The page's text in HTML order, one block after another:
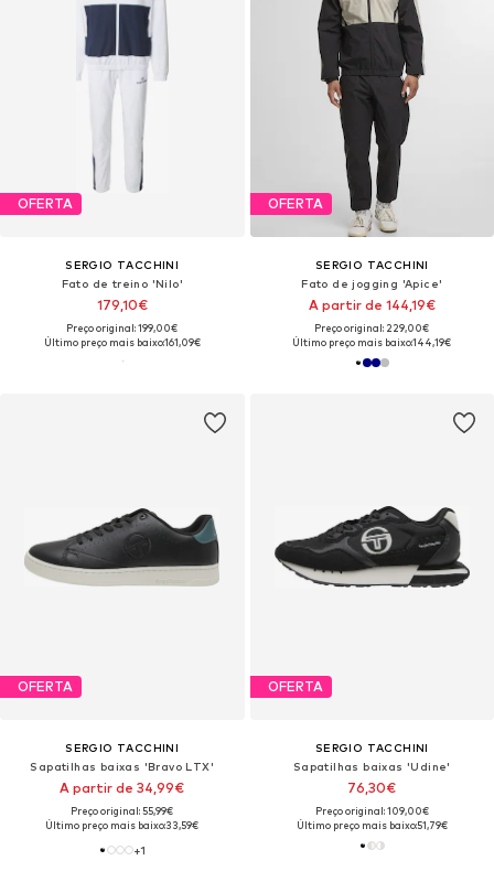
OFERTA
SERGIO TACCHINI
Fato de treino 'Nilo'
179,10€
Preço original: 199,00€
Último preço mais baixo:161,09€
OFERTA
SERGIO TACCHINI
Fato de jogging 'Apice'
A partir de 144,19€
Preço original: 229,00€
Último preço mais baixo:144,19€
OFERTA
SERGIO TACCHINI
Sapatilhas baixas 'Bravo LTX'
A partir de 34,99€
Preço original: 55,99€
Último preço mais baixo:33,59€
+1
OFERTA
SERGIO TACCHINI
Sapatilhas baixas 'Udine'
76,30€
Preço original: 109,00€
Último preço mais baixo:51,79€